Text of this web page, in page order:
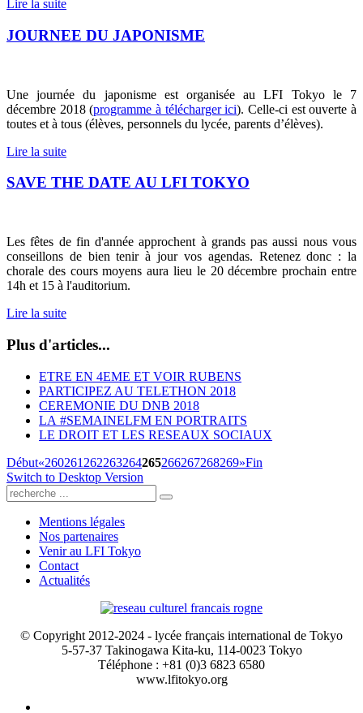
Lire la suite
JOURNEE DU JAPONISME
Une journée du japonisme est organisée au LFI Tokyo le 7
décembre 2018 (programme à télécharger ici). Celle-ci est ouverte à
toutes et à tous (élèves, personnels du lycée, parents d’élèves).
Lire la suite
SAVE THE DATE AU LFI TOKYO
Les fêtes de fin d'année approchent à grands pas aussi nous vous
conseillons de bien tenir à jour vos agendas. Retenez donc : la
chorale des cours moyens aura lieu le 20 décembre prochain entre
14h et 15 à l'auditorium.
Lire la suite
Plus d'articles...
ETRE EN 4EME ET VOIR RUBENS
PARTICIPEZ AU TELETHON 2018
CEREMONIE DU DNB 2018
LA #SEMAINELFM EN PORTRAITS
LE DROIT ET LES RESEAUX SOCIAUX
Début«260261 262263264265266267268269»Fin
Switch to Desktop Version
Mentions légales
Nos partenaires
Venir au LFI Tokyo
Contact
Actualités
© Copyright 2012-2024 - lycée français international de Tokyo
5-57-37 Takinogawa Kita-ku, 114-0023 Tokyo
Téléphone : +81 (0)3 6823 6580
www.lfitokyo.org